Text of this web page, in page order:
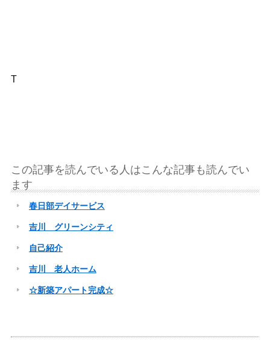
T
この記事を読んでいる人はこんな記事も読んでい
ます
春日部デイサービス
吉川 グリーンシティ
自己紹介
吉川 老人ホーム
☆新築アパート完成☆